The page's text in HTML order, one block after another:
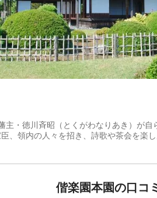
主・徳川斉昭（とくがわなりあき）が
、領内の人々を招き、詩歌や茶会を楽し
偕楽園本園の口コ